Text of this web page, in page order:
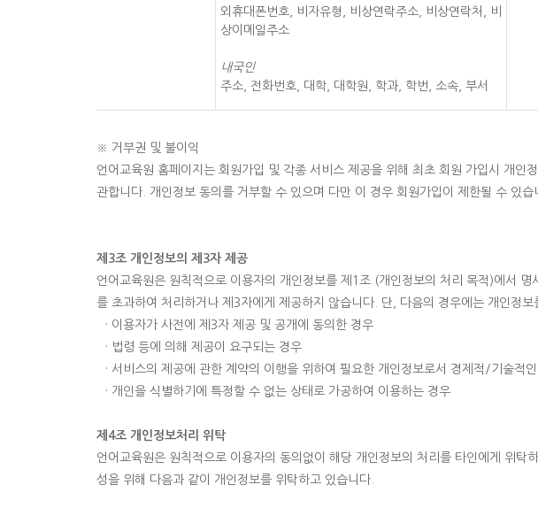
외휴대폰번호, 비자유형, 비상연락주소, 비상연락처, 비
상이메일주소
내국인
주소, 전화번호, 대학, 대학원, 학과, 학번, 소속, 부서
※ 거부권 및 불이익
언어교육원 홈페이지는 회원가입 및 각종 서비스 제공을 위해 최초 회원 가입시 개인
관합니다. 개인정보 동의를 거부할 수 있으며 다만 이 경우 회원가입이 제한될 수 있습
제3조 개인정보의 제3자 제공
언어교육원은 원칙적으로 이용자의 개인정보를 제1조 (개인정보의 처리 목적)에서
를 초과하여 처리하거나 제3자에게 제공하지 않습니다. 단, 다음의 경우에는 개인정
· 이용자가 사전에 제3자 제공 및 공개에 동의한 경우
· 법령 등에 의해 제공이 요구되는 경우
· 서비스의 제공에 관한 계약의 이행을 위하여 필요한 개인정보로서 경제적/기술적
· 개인을 식별하기에 특정할 수 없는 상태로 가공하여 이용하는 경우
제4조 개인정보처리 위탁
언어교육원은 원칙적으로 이용자의 동의없이 해당 개인정보의 처리를 타인에게 위
성을 위해 다음과 같이 개인정보를 위탁하고 있습니다.